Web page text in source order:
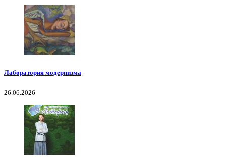
Лаборатория модернизма
26.06.2026